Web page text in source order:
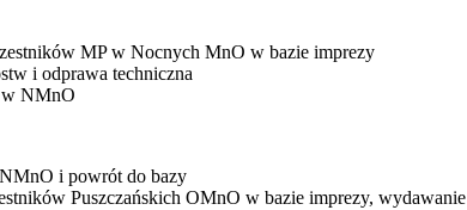
MP w Nocnych MnO w bazie imprezy
i odprawa techniczna
w NMnO
i powrót do bazy
Puszczańskich OMnO w bazie imprezy, wydawanie